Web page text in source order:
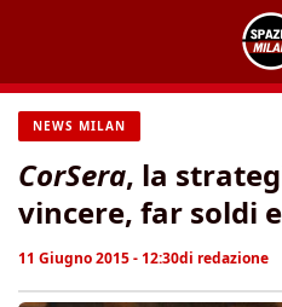
contenuto
NEWS MILAN
CorSera, la
vincere, far soldi
11 Giugno 2015 - 12:30di redazione